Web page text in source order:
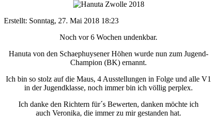
Erstellt: Sonntag, 27. Mai 2018 18:23
Noch vor 6 Wochen undenkbar.
Hanuta von den Schaephuysener Höhen wurde nun zum Jugend-
Champion (BK) ernannt.
Ich bin so stolz auf die Maus, 4 Ausstellungen in Folge und alle V1
in der Jugendklasse, noch immer bin ich völlig perplex.
Ich danke den Richtern für´s Bewerten, danken möchte ich
auch Veronika, die immer zu mir gestanden hat.